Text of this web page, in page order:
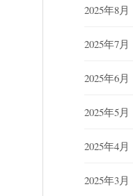
2025年8月
2025年7月
2025年6月
2025年5月
2025年4月
2025年3月